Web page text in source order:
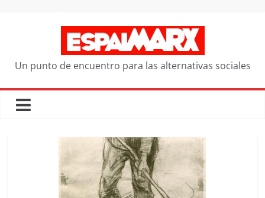
Un punto de encuentro para las alternativas sociales